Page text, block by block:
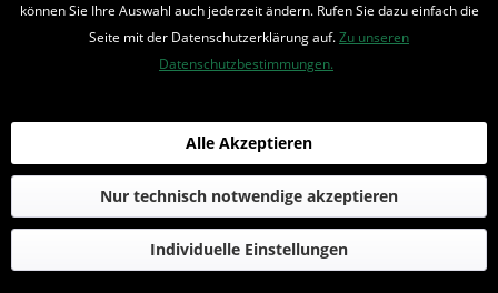
© 2016-2022 Romantruhe - Buchversand, Joachim Otto
die profilschmiede - Internetagentur
können Sie Ihre Auswahl auch jederzeit ändern. Rufen Sie dazu einfach die
Seite mit der Datenschutzerklärung auf.Zu unseren
Datenschutzbestimmungen.
Individuelle Einstellungen
Nur technisch notwendige akzeptieren
Alle Akzeptieren